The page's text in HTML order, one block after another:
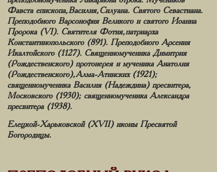
Фавста епископа, Василия, Силуана. Святого Севастиана.
Преподобного Варсонофия Великого и святого Иоанна
Пророка (VI). Святителя Фотия, патриарха
Константинопольского (891). Преподобного Арсения
Икалтойского (1127). Священномученика Димитрия
(Рождественского) протоиерея и мученика Анатолия
(Рождественского), Алма-Атинских (1921);
священномученика Василия (Надеждина) пресвитера,
Московского (1930); священномученика Александра
пресвитера (1938).
Елецкой-Харьковской (XVII) иконы Пресвятой
Богородицы.